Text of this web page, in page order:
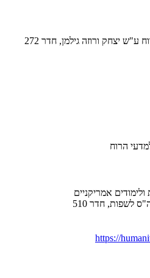
ע"ש יצחק ורוזה גילמן, חדר 272
הרוח
אמריקניים
לשפות, חדר 510
https://